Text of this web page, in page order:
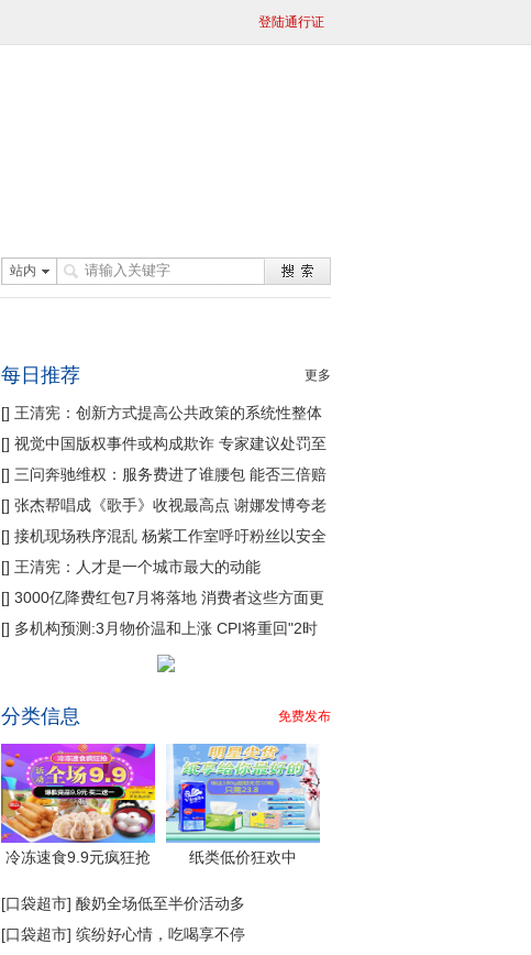
登陆通行证
站内
每日推荐 更多
[] 王清宪：创新方式提高公共政策的系统性整体
性协同性
[] 视觉中国版权事件或构成欺诈 专家建议处罚至
痛
[] 三问奔驰维权：服务费进了谁腰包 能否三倍赔
偿
[] 张杰帮唱成《歌手》收视最高点 谢娜发博夸老
公
[] 接机现场秩序混乱 杨紫工作室呼吁粉丝以安全
为主
[] 王清宪：人才是一个城市最大的动能
[] 3000亿降费红包7月将落地 消费者这些方面更
省钱
[] 多机构预测:3月物价温和上涨 CPI将重回"2时
分类信息 免费发布
冷冻速食9.9元疯狂抢 纸类低价狂欢中
[口袋超市] 酸奶全场低至半价活动多
[口袋超市] 缤纷好心情，吃喝享不停